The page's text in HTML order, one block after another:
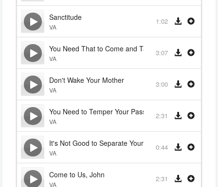
Sanctitude
VA
1:02
You Need That to Come and Talk to a Woman?
VA
3:07
Don't Wake Your Mother
VA
3:00
You Need to Temper Your Passion for Chaos
VA
2:31
It's Not Good to Separate Yourselves from Us
VA
0:44
Come to Us, John
VA
2:31